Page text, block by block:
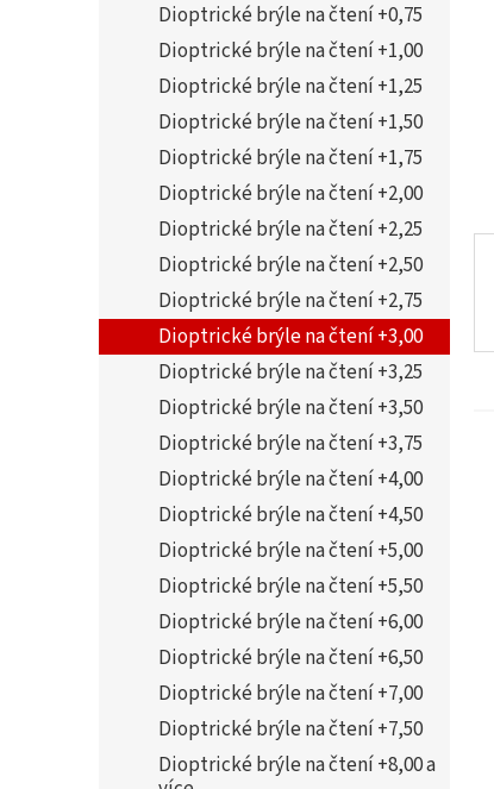
Dioptrické brýle na čtení +0,75
Dioptrické brýle na čtení +1,00
Dioptrické brýle na čtení +1,25
Dioptrické brýle na čtení +1,50
Dioptrické brýle na čtení +1,75
Dioptrické brýle na čtení +2,00
Dioptrické brýle na čtení +2,25
Dioptrické brýle na čtení +2,50
Dioptrické brýle na čtení +2,75
Dioptrické brýle na čtení +3,00
Dioptrické brýle na čtení +3,25
Dioptrické brýle na čtení +3,50
Dioptrické brýle na čtení +3,75
Dioptrické brýle na čtení +4,00
Dioptrické brýle na čtení +4,50
Dioptrické brýle na čtení +5,00
Dioptrické brýle na čtení +5,50
Dioptrické brýle na čtení +6,00
Dioptrické brýle na čtení +6,50
Dioptrické brýle na čtení +7,00
Dioptrické brýle na čtení +7,50
Dioptrické brýle na čtení +8,00 a